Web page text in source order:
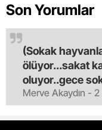
Son Yorumlar
Merve Akaydın - 2
(Sokak
ölüyor...sakat
oluyor..gece
alan tipler